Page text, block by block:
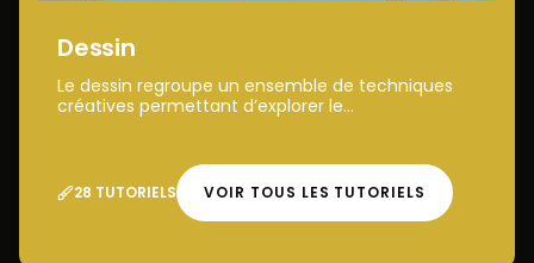
Dessin
Le dessin regroupe un ensemble de techniques
créatives permettant d’explorer le...
28 TUTORIELS VOIR TOUS LES TUTORIELS